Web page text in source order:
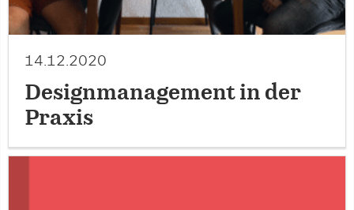
14.12.2020
Designmanagement in der
Praxis